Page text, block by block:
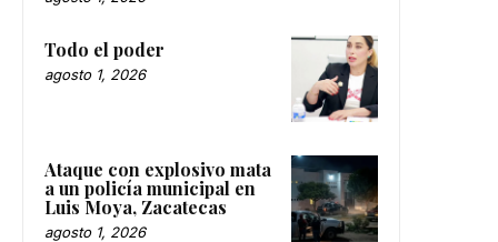
Todo el poder
agosto 1, 2026
Ataque con explosivo mata
a un policía municipal en
Luis Moya, Zacatecas
agosto 1, 2026